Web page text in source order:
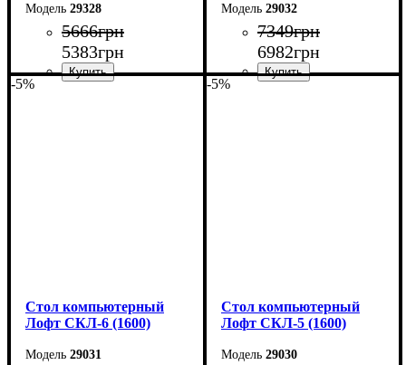
29328
5666грн
5383грн
29032
7349грн
6982грн
-5%
Стол компьютерный
Лофт СКЛ-6 (1600)
29031
-5%
Стол компьютерный
Лофт СКЛ-5 (1600)
29030